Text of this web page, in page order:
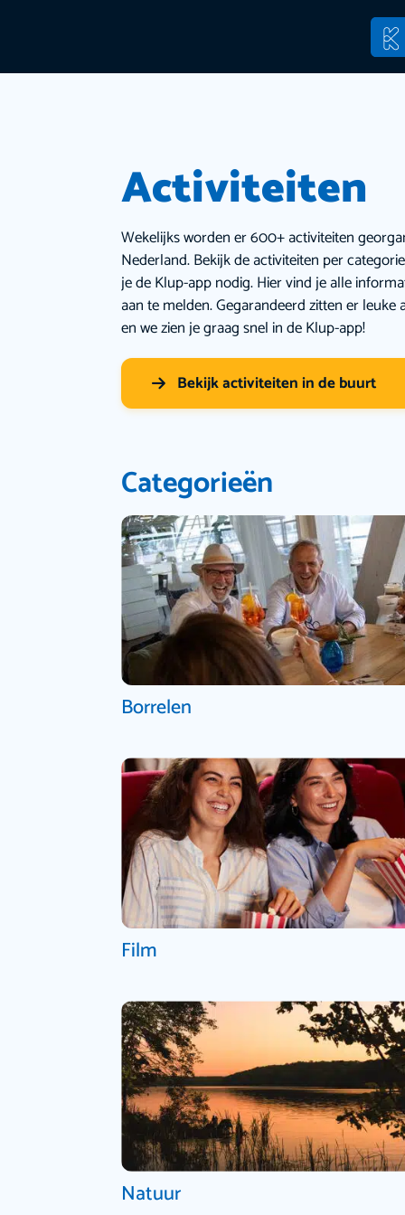
Activiteiten
Wekelijks worden er 600+ activiteiten
Nederland. Bekijk de activiteiten per
je de Klup-app nodig. Hier vind je alle
aan te melden. Gegarandeerd zitten er
en we zien je graag snel in de Klup-app!
Bekijk activiteiten in de buurt
Categorieën
Borrelen
Film
Natuur